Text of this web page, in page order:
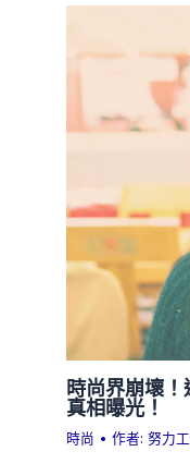
時尚界崩壞
真相曝光！
時尚 • 作者:努力